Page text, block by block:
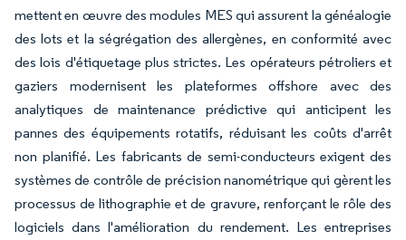
mettent en œuvre des modules MES qui assurent la généalogie
des lots et la ségrégation des allergènes, en conformité avec
des lois d'étiquetage plus strictes. Les opérateurs pétroliers et
gaziers modernisent les plateformes offshore avec des
analytiques de maintenance prédictive qui anticipent les
pannes des équipements rotatifs, réduisant les coûts d'arrêt
non planifié. Les fabricants de semi-conducteurs exigent des
systèmes de contrôle de précision nanométrique qui gèrent les
processus de lithographie et de gravure, renforçant le rôle des
logiciels dans l'amélioration du rendement. Les entreprises